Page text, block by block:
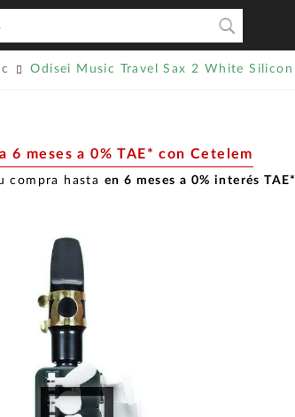
Odisei Music Travel Sax 2 White Silicon
6 meses a 0% TAE* con Cetelem
compra hasta en 6 meses a 0% interés TAE*